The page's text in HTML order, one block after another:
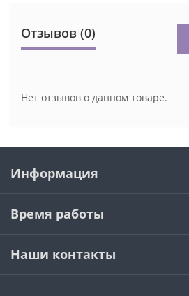
Отзывов (0)
Нет отзывов о данном товаре.
Информация
Время работы
Наши контакты